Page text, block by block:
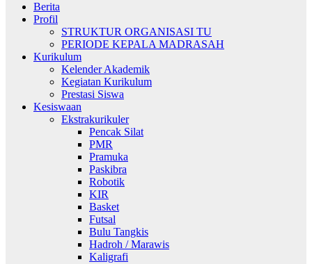
Berita
Profil
STRUKTUR ORGANISASI TU
PERIODE KEPALA MADRASAH
Kurikulum
Kelender Akademik
Kegiatan Kurikulum
Prestasi Siswa
Kesiswaan
Ekstrakurikuler
Pencak Silat
PMR
Pramuka
Paskibra
Robotik
KIR
Basket
Futsal
Bulu Tangkis
Hadroh / Marawis
Kaligrafi